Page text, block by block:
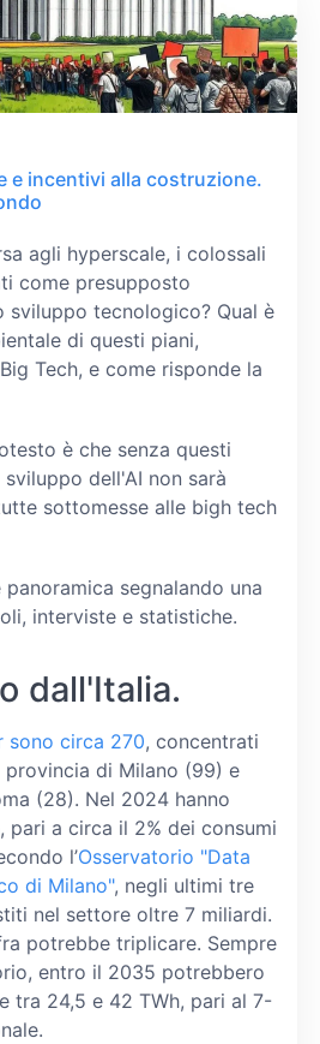
e incentivi alla costruzione.
agli hyperscale, i colossali
come presupposto
sviluppo tecnologico? Qual è
di questi piani,
Tech, e come risponde la
è che senza questi
dell'AI non sarà
sottomesse alle bigh tech
segnalando una
interviste e statistiche.
dall'Italia.
sono circa 270, concentrati
provincia di Milano (99) e
(28). Nel 2024 hanno
pari a circa il 2% dei consumi
l’Osservatorio "Data
di Milano", negli ultimi tre
nel settore oltre 7 miliardi.
potrebbe triplicare. Sempre
entro il 2035 potrebbero
tra 24,5 e 42 TWh, pari al 7-